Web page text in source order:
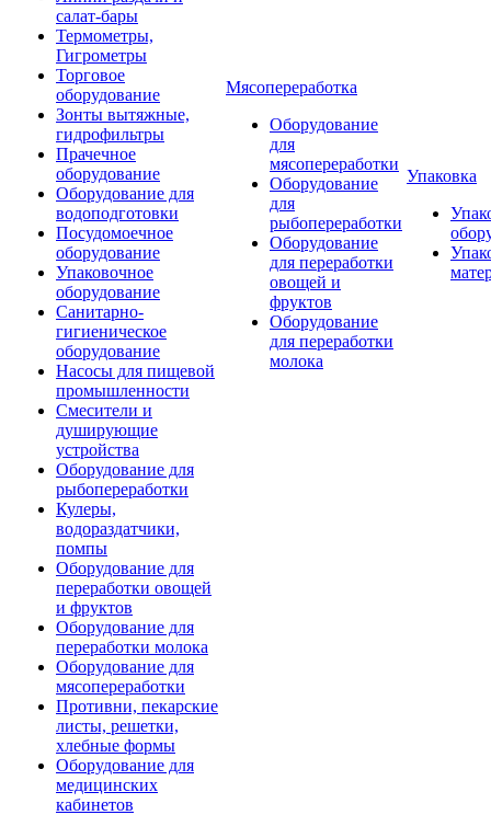
салат-бары
Термометры,
Гигрометры
Торговое
оборудование
Зонты вытяжные,
гидрофильтры
Прачечное
оборудование
Оборудование для
водоподготовки
Посудомоечное
оборудование
Упаковочное
оборудование
Санитарно-
гигиеническое
оборудование
Насосы для пищевой
промышленности
Смесители и
душирующие
устройства
Оборудование для
рыбопереработки
Кулеры,
водораздатчики,
помпы
Оборудование для
переработки овощей
и фруктов
Оборудование для
переработки молока
Оборудование для
мясопереработки
Противни, пекарские
листы, решетки,
хлебные формы
Оборудование для
медицинских
кабинетов
Мясопереработка
Оборудование
для
мясопереработки
Оборудование
для
рыбопереработки
Оборудование
для переработки
овощей и
фруктов
Оборудование
для переработки
молока
Упаковка